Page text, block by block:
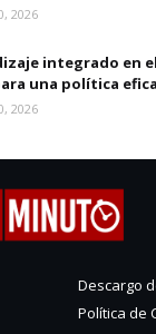
2026
integrado en
una política
2026
Descargo
Política de